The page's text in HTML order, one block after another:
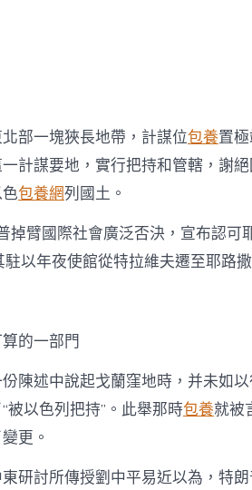
部一塊狹長地帶，計謀位包養置
計謀要地，實行把持和管轄，謝
包養網列國土。
掉臂國際社會廣泛否決，宣布認可
以年夜使館從特拉維夫遷至耶路撒
的一部門
陳述中說起戈蘭窪地時，并未如
被以色列把持”。此舉那時包養就被
更。
研討所傳授劉中平易近以為，特